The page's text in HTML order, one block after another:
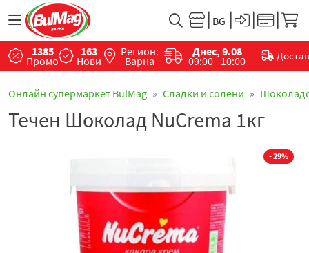
1385
Промо
163
Нови
Регион:
Варна
Днес, 9.08
09:00 - 10:00
Онлайн супермаркет BulMag Сладки и солени
Течен Шоколад NuCrema 1кг
- 29%